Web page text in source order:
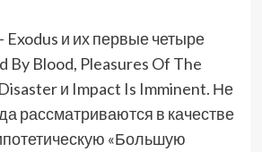
и их первые четыре
By Blood, Pleasures Of The
и Impact Is Imminent. Не
рассматриваются в качестве
«Большую